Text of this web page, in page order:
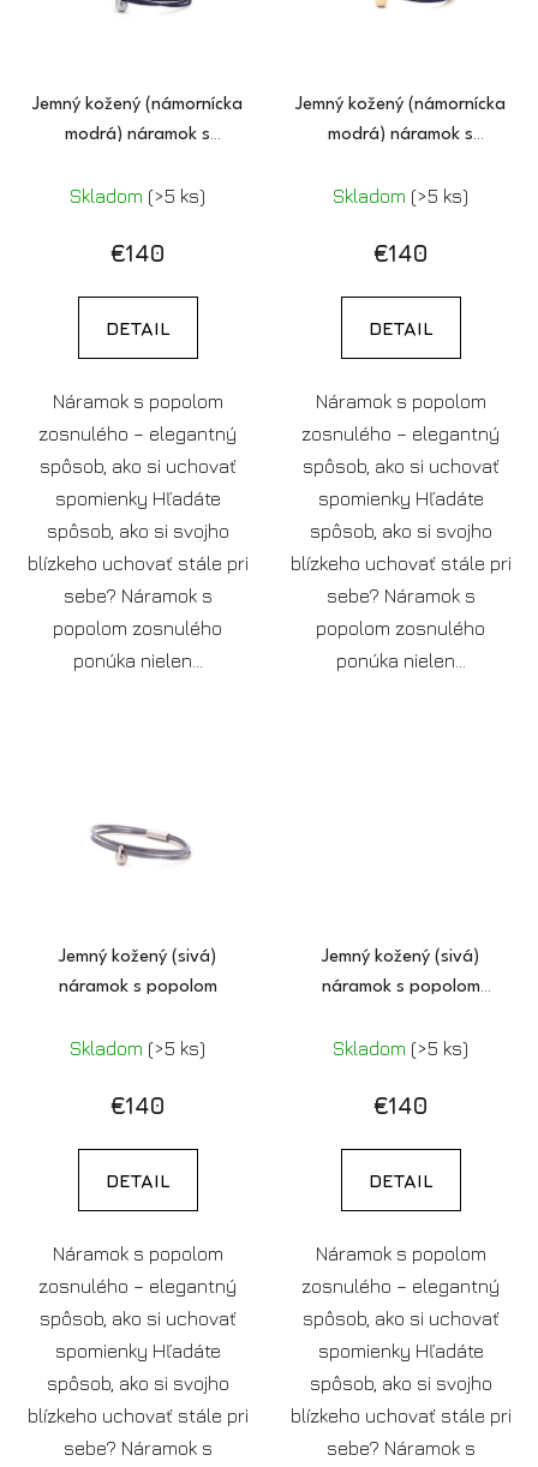
Jemný kožený (námornícka
modrá) náramok s
Skladom (>5 ks)
€140
DETAIL
Náramok s popolom
zosnulého – elegantný
spôsob, ako si uchovať
spomienky Hľadáte
spôsob, ako si svojho
blízkeho uchovať stále pri
sebe? Náramok s
popolom zosnulého
ponúka nielen...
Jemný kožený (námornícka
modrá) náramok s
Skladom (>5 ks)
€140
DETAIL
Náramok s popolom
zosnulého – elegantný
spôsob, ako si uchovať
spomienky Hľadáte
spôsob, ako si svojho
blízkeho uchovať stále pri
sebe? Náramok s
popolom zosnulého
ponúka nielen...
Jemný kožený (sivá)
náramok s popolom
Skladom (>5 ks)
€140
DETAIL
Náramok s popolom
zosnulého – elegantný
spôsob, ako si uchovať
spomienky Hľadáte
spôsob, ako si svojho
blízkeho uchovať stále pri
sebe? Náramok s
Jemný kožený (sivá)
náramok s popolom
Skladom (>5 ks)
€140
DETAIL
Náramok s popolom
zosnulého – elegantný
spôsob, ako si uchovať
spomienky Hľadáte
spôsob, ako si svojho
blízkeho uchovať stále pri
sebe? Náramok s